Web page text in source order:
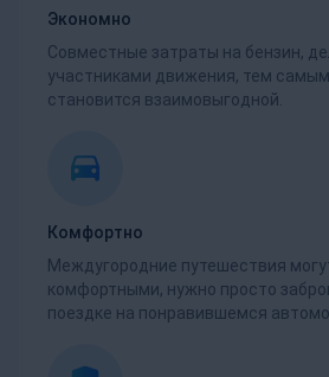
Экономно
Совместные затраты на бензин,
участниками движения, тем
становится взаимовыгодной.
Комфортно
Междугородние путешествия
комфортными, нужно просто
поездке на понравившемся